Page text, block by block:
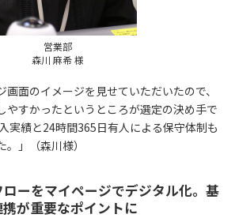
営業部
森川 麻希 様
画面のイメージを見せていただいたので、
やすかったというところが選定の決め手で
実績と24時間365日有人による保守体制も
」（森川様）
ーをマイページでデジタル化。基
が重要なポイントに